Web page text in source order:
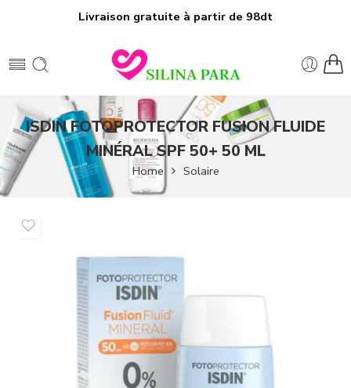
Livraison gratuite à partir de 98dt
ISDIN FOTOPROTECTOR FUSION FLUIDE
MINÉRAL SPF 50+ 50 ML
Home Solaire